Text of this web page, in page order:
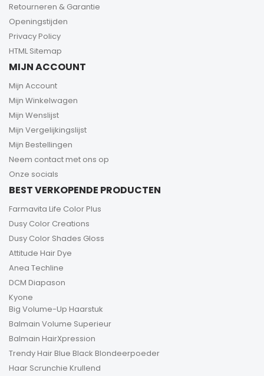
Retourneren & Garantie
Openingstijden
Privacy Policy
HTML Sitemap
MIJN ACCOUNT
Mijn Account
Mijn Winkelwagen
Mijn Wenslijst
Mijn Vergelijkingslijst
Mijn Bestellingen
Neem contact met ons op
Onze socials
BEST VERKOPENDE PRODUCTEN
Farmavita Life Color Plus
Dusy Color Creations
Dusy Color Shades Gloss
Attitude Hair Dye
Anea Techline
DCM Diapason
Kyone
Big Volume-Up Haarstuk
Balmain Volume Superieur
Balmain HairXpression
Trendy Hair Blue Black Blondeerpoeder
Haar Scrunchie Krullend